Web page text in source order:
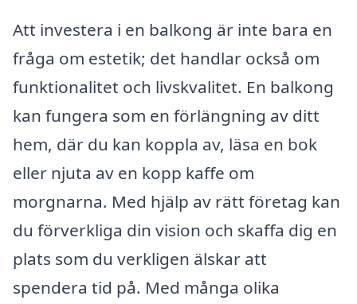
Att investera i en balkong är inte bara en
fråga om estetik; det handlar också om
funktionalitet och livskvalitet. En balkong
kan fungera som en förlängning av ditt
hem, där du kan koppla av, läsa en bok
eller njuta av en kopp kaffe om
morgnarna. Med hjälp av rätt företag kan
du förverkliga din vision och skaffa dig en
plats som du verkligen älskar att
spendera tid på. Med många olika